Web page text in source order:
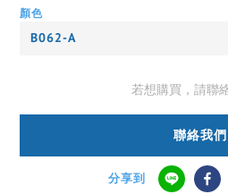
顏色
若想購買，請聯
聯絡我們
分享到